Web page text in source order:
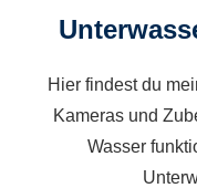
Hier findest du
Kameras und
Wasser